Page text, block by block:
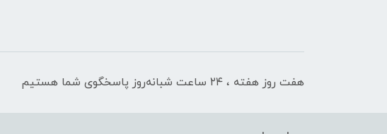
هفت روز هفته ، ۲۴ ساعت شبانه‌روز پاسخگوی شما هستیم